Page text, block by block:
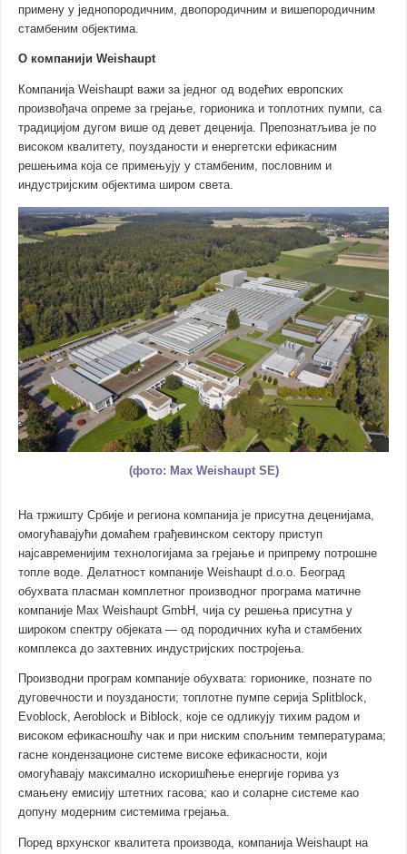
примену у једнопородичним, двопородичним и вишепородичним
стамбеним објектима.
О компанији Weishaupt
Компанија Weishaupt важи за једног од водећих европских
произвођача опреме за грејање, горионика и топлотних пумпи, са
традицијом дугом више од девет деценија. Препознатљива је по
високом квалитету, поузданости и енергетски ефикасним
решењима која се примењују у стамбеним, пословним и
индустријским објектима широм света.
(фото: Max Weishaupt SE)
На тржишту Србије и региона компанија је присутна деценијама,
омогућавајући домаћем грађевинском сектору приступ
најсавременијим технологијама за грејање и припрему потрошне
топле воде. Делатност компаније Weishaupt d.o.o. Београд
обухвата пласман комплетног производног програма матичне
компаније Max Weishaupt GmbH, чија су решења присутна у
широком спектру објеката — од породичних кућа и стамбених
комплекса до захтевних индустријских постројења.
Производни програм компаније обухвата: горионике, познате по
дуговечности и поузданости; топлотне пумпе серија Splitblock,
Evoblock, Aeroblock и Biblock, које се одликују тихим радом и
високом ефикасношћу чак и при ниским спољним температурама;
гасне кондензационе системе високе ефикасности, који
омогућавају максимално искоришћење енергије горива уз
смањену емисију штетних гасова; као и соларне системе као
допуну модерним системима грејања.
Поред врхунског квалитета производа, компанија Weishaupt на